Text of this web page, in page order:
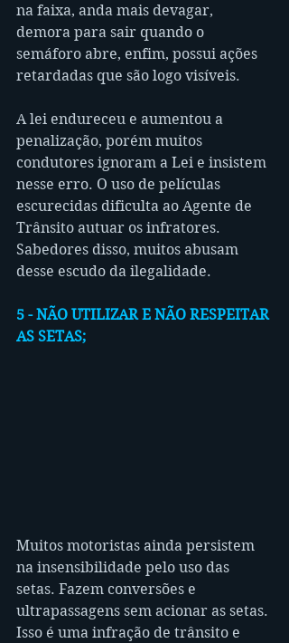
na faixa, anda mais devagar,
demora para sair quando o
semáforo abre, enfim, possui ações
retardadas que são logo visíveis.
A lei endureceu e aumentou a
penalização, porém muitos
condutores ignoram a Lei e insistem
nesse erro. O uso de películas
escurecidas dificulta ao Agente de
Trânsito autuar os infratores.
Sabedores disso, muitos abusam
desse escudo da ilegalidade.
5 - NÃO UTILIZAR E NÃO RESPEITAR
AS SETAS;
Muitos motoristas ainda persistem
na insensibilidade pelo uso das
setas. Fazem conversões e
ultrapassagens sem acionar as setas.
Isso é uma infração de trânsito e